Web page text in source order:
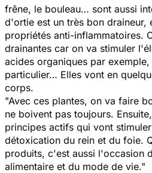
frêne, le bouleau… sont aussi
d'ortie est un très bon draineur,
propriétés anti-inflammatoires.
drainantes car on va stimuler
acides organiques par
particulier… Elles vont en
corps.
"Avec ces plantes, on va faire
ne boivent pas toujours.
principes actifs qui vont
détoxication du rein et du foie.
produits, c'est aussi l'occasion
alimentaire et du mode de vie."